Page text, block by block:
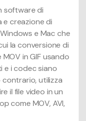
software di
creazione di
e Mac che
la conversione di
MOV in GIF usando
e i codec siano
utilizza
il file video in un
come MOV, AVI,